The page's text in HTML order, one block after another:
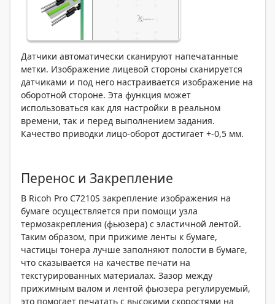
Датчики автоматически сканируют напечатанные
метки. Изображение лицевой стороны сканируется
датчиками и под него настраивается изображение на
оборотной стороне. Эта функция может
использоваться как для настройки в реальном
времени, так и перед выполнением задания.
Качество приводки лицо-оборот достигает +-0,5 мм.
Перенос и Закрепление
В Ricoh Pro C7210S закрепление изображения на
бумаге осуществляется при помощи узла
термозакрепления (фьюзера) с эластичной лентой.
Таким образом, при прижиме ленты к бумаге,
частицы тонера лучше заполняют полости в бумаге,
что сказывается на качестве печати на
текстурированных материалах. Зазор между
прижимным валом и лентой фьюзера регулируемый,
это помогает печатать с высокими скоростями на